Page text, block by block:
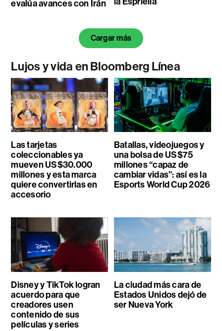
evalúa avances con Irán
Cargar más
Lujos y vida en Bloomberg Línea
Las tarjetas
coleccionables ya
mueven US$30.000
millones y esta marca
quiere convertirlas en
accesorio
Batallas, videojuegos y
una bolsa de US$75
millones “capaz de
cambiar vidas”: así es la
Esports World Cup 2026
Disney y TikTok logran
acuerdo para que
creadores usen
contenido de sus
películas y series
La ciudad más cara de
Estados Unidos dejó de
ser Nueva York